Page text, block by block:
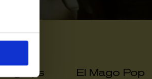
grups El Mago Pop